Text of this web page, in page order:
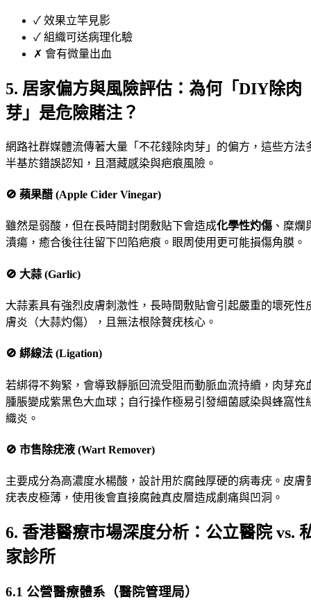
✓ 效果立竿見影
✓ 組織可送病理化驗
✗ 會有微量出血
5. 居家偏方與風險評估：為何「DIY除肉
芽」是危險賭注？
網路社群媒體流傳著大量「不花錢除肉芽」的偏方，這些方法
半基於錯誤認知，且潛藏感染與疤痕風險。
🚫 蘋果醋 (Apple Cider Vinegar)
雖然是弱酸，但在長時間封閉敷貼下會造成化學性灼傷、糜爛
潰瘍，癒合後往往留下凹陷疤痕。眼周使用更可能損傷角膜。
🚫 大蒜 (Garlic)
大蒜素具有強烈皮膚刺激性，長時間敷貼會引起嚴重的壞死性
膚炎（大蒜灼傷），且無法根除贅疣核心。
🚫 綁線法 (Ligation)
若綁得不夠緊，會導致靜脈回流受阻而動脈血流持續，肉芽充
腫脹變成紫黑色大血球；自行操作極易引發細菌感染與蜂窩性
織炎。
🚫 市售除疣液 (Wart Remover)
主要成分為高濃度水楊酸，設計用於腐蝕厚硬的病毒疣。皮膚
疣表皮極薄，使用後會直接腐蝕真皮層造成劇痛與凹洞。
6. 香港醫療市場深度分析：公立醫院 vs.
家診所
6.1 公營醫療體系（醫院管理局）